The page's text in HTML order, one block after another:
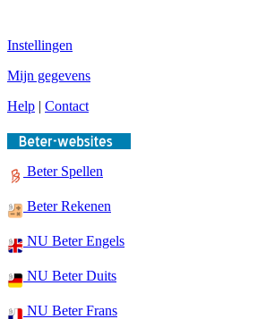
Instellingen
Mijn gegevens
Help | Contact
Beter Spellen
Beter Rekenen
NU Beter Engels
NU Beter Duits
NU Beter Frans